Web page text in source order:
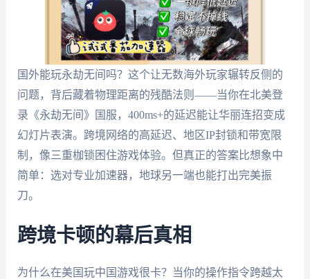
国外能玩永劫无间吗？这个让无数海外玩家辗转反侧的
问题，背后藏着物理距离的残酷法则——当你在北美登
录《永劫无间》国服，400ms+的延迟能让华丽连招变成
幻灯片表演。跨境网络的高延迟、地区IP封锁和带宽限
制，像三重枷锁困住游戏体验。但真正的答案比想象中
简单：选对专业加速器，地球另一端也能打出完美振
刀。
跨境卡顿的幕后真相
为什么在美国玩中国游戏很卡？当你的操作指令跨越太